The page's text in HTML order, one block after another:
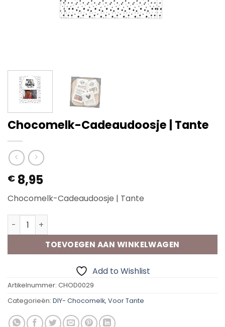
Chocomelk-Cadeaudoosje | Tante
€ 8,95
Chocomelk-Cadeaudoosje | Tante
Chocomelk-Cadeaudoosje | Tante aantal
TOEVOEGEN AAN WINKELWAGEN
Add to Wishlist
Artikelnummer: CHOD0029
Categorieën: DIY- Chocomelk, Voor Tante